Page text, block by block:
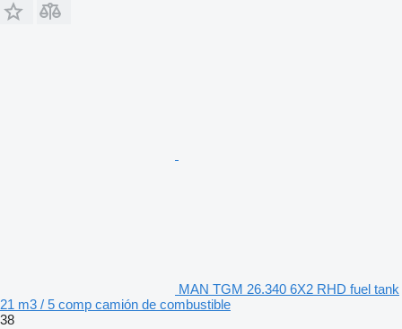
MAN TGM 26.340 6X2 RHD fuel tank
21 m3 / 5 comp camión de combustible
38